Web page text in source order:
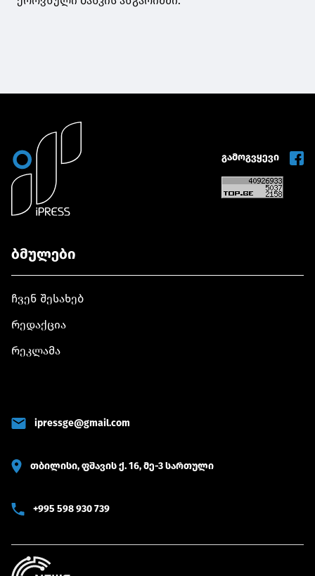
გამოგვყევი
ბმულები
ჩვენ შესახებ
რედაქცია
რეკლამა
ipressge@gmail.com
თბილისი, ფშავის ქ. 16, მე-3 სართული
+995 598 930 739